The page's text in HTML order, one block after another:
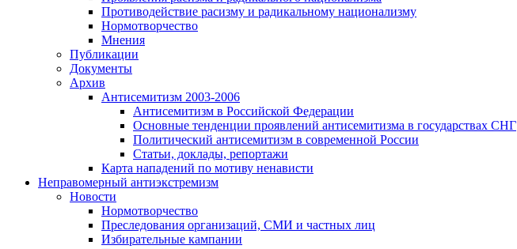
Противодействие расизму и радикальному национализму
Нормотворчество
Мнения
Публикации
Документы
Архив
Антисемитизм 2003-2006
Антисемитизм в Российской Федерации
Основные тенденции проявлений антисемитизма в государствах СНГ
Политический антисемитизм в современной России
Статьи, доклады, репортажи
Карта нападений по мотиву ненависти
Неправомерный антиэкстремизм
Новости
Нормотворчество
Преследования организаций, СМИ и частных лиц
Избирательные кампании